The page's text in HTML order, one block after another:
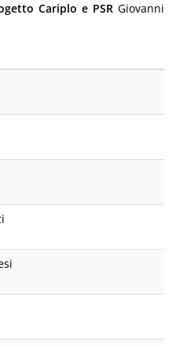
Cariplo e PSR Giovanni